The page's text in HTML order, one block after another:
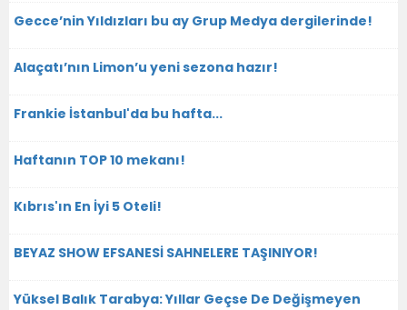
Gecce’nin Yıldızları bu ay Grup Medya dergilerinde!
Alaçatı’nın Limon’u yeni sezona hazır!
Frankie İstanbul'da bu hafta...
Haftanın TOP 10 mekanı!
Kıbrıs'ın En İyi 5 Oteli!
BEYAZ SHOW EFSANESİ SAHNELERE TAŞINIYOR!
Yüksel Balık Tarabya: Yıllar Geçse De Değişmeyen